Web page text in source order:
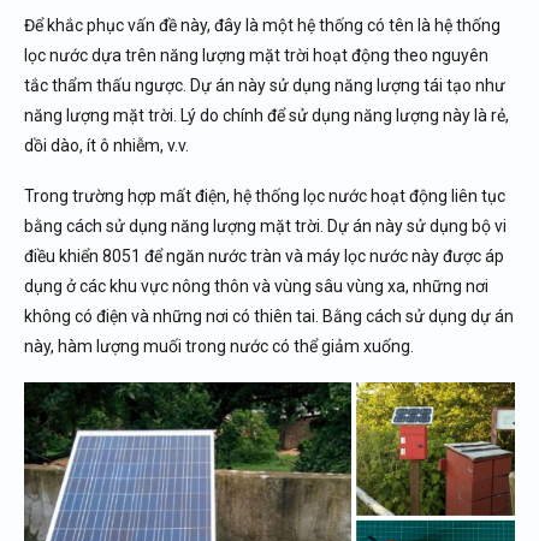
Để khắc phục vấn đề này, đây là một hệ thống có tên là hệ thống
lọc nước dựa trên năng lượng mặt trời hoạt động theo nguyên
tắc thẩm thấu ngược. Dự án này sử dụng năng lượng tái tạo như
năng lượng mặt trời. Lý do chính để sử dụng năng lượng này là rẻ,
dồi dào, ít ô nhiễm, v.v.
Trong trường hợp mất điện, hệ thống lọc nước hoạt động liên tục
bằng cách sử dụng năng lượng mặt trời. Dự án này sử dụng bộ vi
điều khiển 8051 để ngăn nước tràn và máy lọc nước này được áp
dụng ở các khu vực nông thôn và vùng sâu vùng xa, những nơi
không có điện và những nơi có thiên tai. Bằng cách sử dụng dự án
này, hàm lượng muối trong nước có thể giảm xuống.